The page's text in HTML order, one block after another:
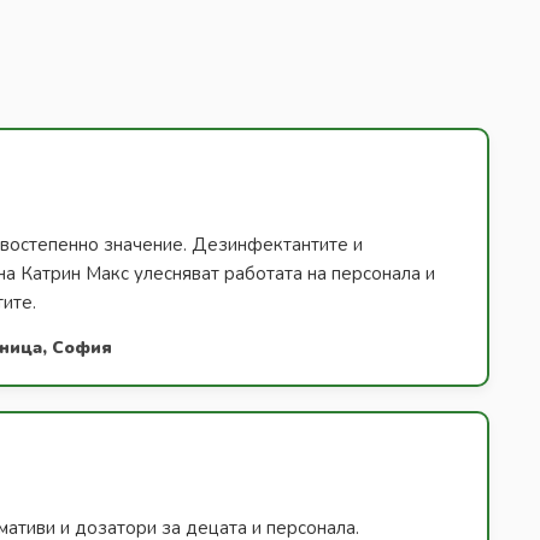
значение. Дезинфектантите и
Катрин Макс улесняват работата на персонала и
София
и дозатори за децата и персонала.